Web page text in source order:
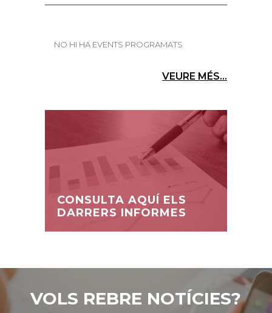
NO HI HA EVENTS PROGRAMATS
VEURE MÉS...
CONSULTA AQUÍ ELS
DARRERS INFORMES
VOLS REBRE NOTÍCIES?